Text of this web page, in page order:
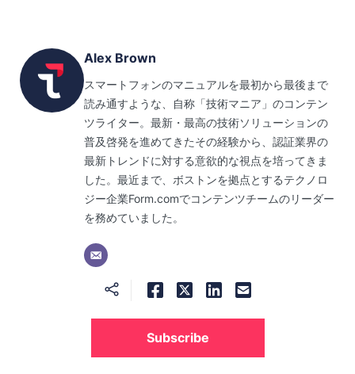
Alex Brown
スマートフォンのマニュアルを最初から最後まで
読み通すような、自称「技術マニア」のコンテン
ツライター。最新・最高の技術ソリューションの
普及啓発を進めてきたその経験から、認証業界の
最新トレンドに対する意欲的な視点を培ってきま
した。最近まで、ボストンを拠点とするテクノロ
ジー企業Form.comでコンテンツチームのリーダー
を務めていました。
Subscribe